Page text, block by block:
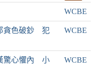
WCBE
貪色破鈔 犯
WCBE
驚心懼內 小
WCBE